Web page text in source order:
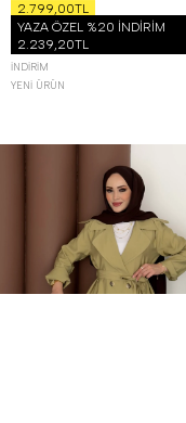
2.799,00TL
YAZA ÖZEL %20 İNDİRİM
2.239,20TL
İNDIRIM
YENI ÜRÜN